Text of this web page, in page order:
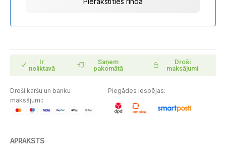
Ir
noliktavā
Saņem
pakomātā
Droši
maksājumi
Droši karšu un banku
maksājumi:
Piegādes iespējas:
APRAKSTS